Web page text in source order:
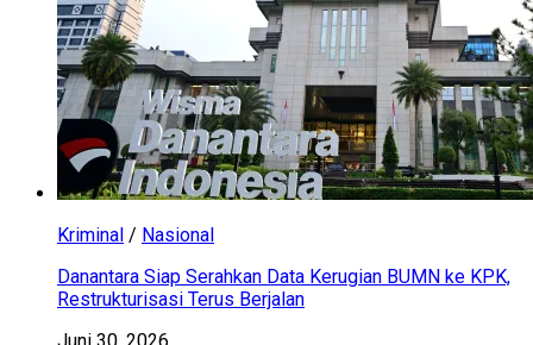
Kriminal / Nasional
Danantara Siap Serahkan Data Kerugian BUMN ke KPK,
Restrukturisasi Terus Berjalan